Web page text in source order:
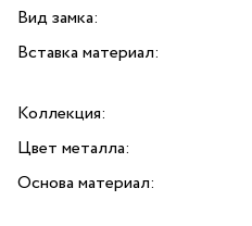
Вид замка:
Вставка материал:
Коллекция:
Цвет металла:
Основа материал: